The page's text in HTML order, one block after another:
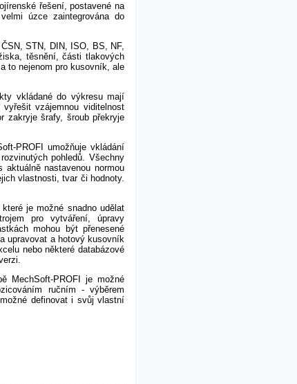
řešení, postavené na
úzce zaintegrována do
STN, DIN, ISO, BS, NF,
těsnění, části tlakových
to nejenom pro kusovník, ale
vkládané do výkresu mají
vzájemnou viditelnost
zakryje šrafy, šroub překryje
PROFI umožňuje vkládání
pohledů. Všechny
nastavenou normou
vlastnosti, tvar či hodnoty.
je možné snadno udělat
pro vytváření, úpravy
mohou být přenesené
upravovat a hotový kusovník
nebo některé databázové
MechSoft-PROFI je možné
ručním - výběrem
definovat i svůj vlastní